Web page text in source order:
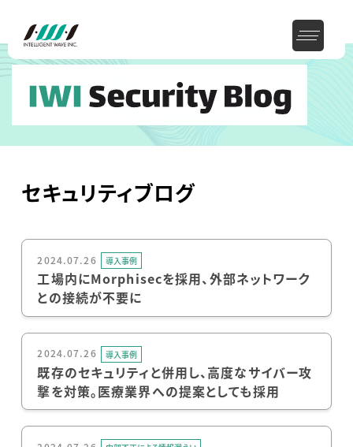
セキュリティブログ
2024.07.26 導入事例
工場内にMorphisecを採用、外部ネットワーク
との接続が不要に
2024.07.26 導入事例
既存のセキュリティと併用し、高度なサイバー攻
撃を対策。医療業界への提案としても採用